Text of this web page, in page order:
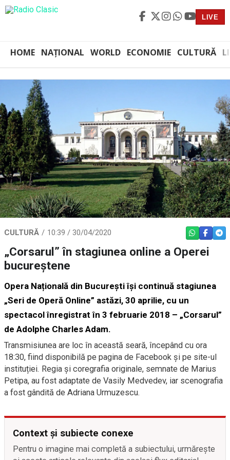
LIVE
HOME NAȚIONAL WORLD ECONOMIE CULTURĂ
CULTURĂ 10:39 / 30/04/2020 WHATSAPP
„Corsarul” în stagiunea online a Operei
bucureștene
Opera Națională din București își continuă stagiunea
„Seri de Operă Online” astăzi, 30 aprilie, cu un
spectacol înregistrat în 3 februarie 2018 – „Corsarul”
de Adolphe Charles Adam.
Transmisiunea are loc în această seară, începând cu ora
18:30, fiind disponibilă pe pagina de Facebook și pe site-ul
instituției. Regia și coregrafia originale, semnate de Marius
Petipa, au fost adaptate de Vasily Medvedev, iar scenografia
a fost gândită de Adriana Urmuzescu.
Context și subiecte conexe
Pentru o imagine mai completă a subiectului, urmărește